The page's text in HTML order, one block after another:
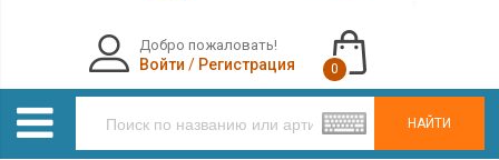
НАЙТИ
Добро пожаловать!
Войти / Регистрация 0